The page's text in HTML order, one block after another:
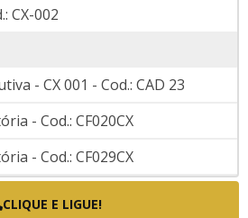
CX-002
- CX 001 - Cod.: CAD 23
- Cod.: CF020CX
- Cod.: CF029CX
- Cod.: CF090CX
CLIQUE E LIGUE!